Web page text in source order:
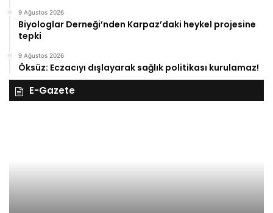
9 Ağustos 2026
Biyologlar Derneği’nden Karpaz’daki heykel projesine
tepki
9 Ağustos 2026
Öksüz: Eczacıyı dışlayarak sağlık politikası kurulamaz!
E-Gazete